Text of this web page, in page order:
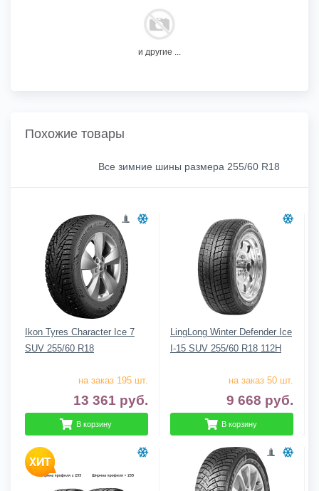
и другие ...
Похожие товары
Все зимние шины размера 255/60 R18
Ikon Tyres Character Ice 7
SUV 255/60 R18
на заказ 195 шт.
13 361 руб.
В корзину
LingLong Winter Defender Ice
I-15 SUV 255/60 R18 112H
на заказ 50 шт.
9 668 руб.
В корзину